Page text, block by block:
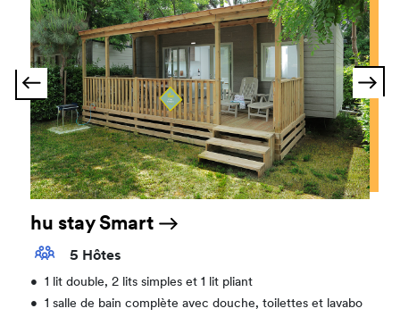
hu stay Smart
5 Hôtes
•
1 lit double, 2 lits simples et 1 lit pliant
•
1 salle de bain complète avec douche, toilettes et lavabo